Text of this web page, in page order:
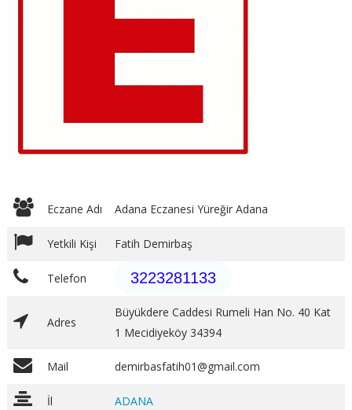
Eczane Adı Adana Eczanesi Yüreğir Adana
Yetkili Kişi Fatih Demirbaş
Telefon 3223281133
Adres
Büyükdere Caddesi Rumeli Han No. 40 Kat
1 Mecidiyeköy 34394
Mail demirbasfatih01@gmail.com
İl ADANA